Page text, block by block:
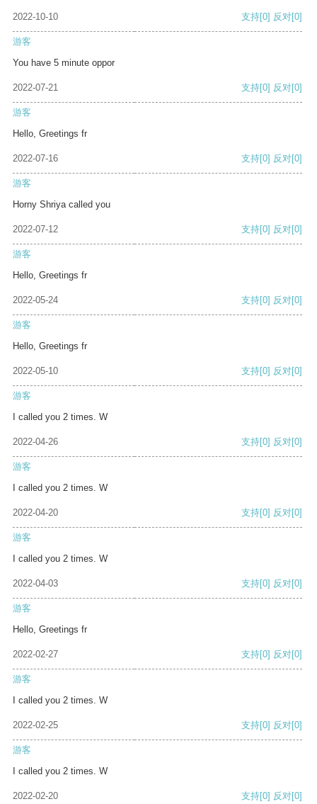
2022-10-10 支持[0] 反对[0]
游客
You have 5 minute oppor
2022-07-21 支持[0] 反对[0]
游客
Hello, Greetings fr
2022-07-16 支持[0] 反对[0]
游客
Horny Shriya called you
2022-07-12 支持[0] 反对[0]
游客
Hello, Greetings fr
2022-05-24 支持[0] 反对[0]
游客
Hello, Greetings fr
2022-05-10 支持[0] 反对[0]
游客
I called you 2 times. W
2022-04-26 支持[0] 反对[0]
游客
I called you 2 times. W
2022-04-20 支持[0] 反对[0]
游客
I called you 2 times. W
2022-04-03 支持[0] 反对[0]
游客
Hello, Greetings fr
2022-02-27 支持[0] 反对[0]
游客
I called you 2 times. W
2022-02-25 支持[0] 反对[0]
游客
I called you 2 times. W
2022-02-20 支持[0] 反对[0]